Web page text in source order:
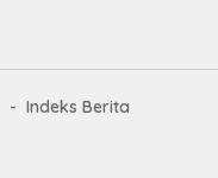
Indeks Berita